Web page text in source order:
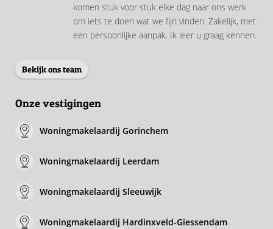
komen stuk voor stuk elke dag naar ons werk
om iets te doen wat we fijn vinden. Zakelijk, met
een persoonlijke aanpak. Ik leer u graag kennen.
Bekijk ons team
Onze vestigingen
Woningmakelaardij Gorinchem
Woningmakelaardij Leerdam
Woningmakelaardij Sleeuwijk
Woningmakelaardij Hardinxveld-Giessendam